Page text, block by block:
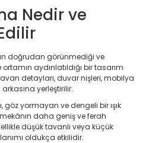
Nedir ve
doğrudan görünmediği ve
ortamın aydınlatıldığı bir tasarım
tavan detayları, duvar nişleri, mobilya
yerleştirilir.
yormayan ve dengeli bir ışık
mekânın daha geniş ve ferah
düşük tavanlı veya küçük
oldukça etkilidir.